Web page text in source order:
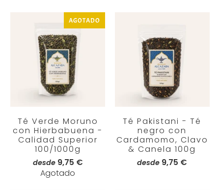
AGOTADO
Té Verde Moruno
con Hierbabuena -
Calidad Superior
100/1000g
desde 9,75 €
Agotado
Té Pakistani - Té
negro con
Cardamomo, Clavo
& Canela 100g
desde 9,75 €